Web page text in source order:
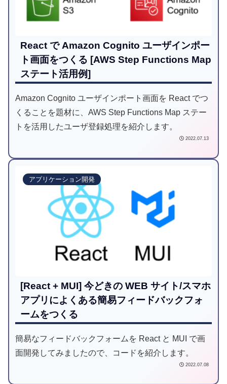
React で Amazon Cognito ユーザインポー
ト画面をつくる [AWS Step Functions Map
ステート活用例]
Amazon Cognito ユーザインポート画面を React でつ
くることを題材に、AWS Step Functions Map ステー
トを活用したユーザ登録処理を紹介します。
2022.07.13
アプリケーション開発
[React + MUI] 今どきの WEB サイト/スマホ
アプリによくある簡易フィードバックフォ
ームをつくる
簡易なフィードバックフォームを React と MUI で画
面開発してみましたので、コードを紹介します。
2022.07.08